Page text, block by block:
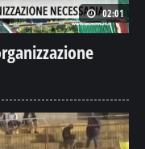
02:01